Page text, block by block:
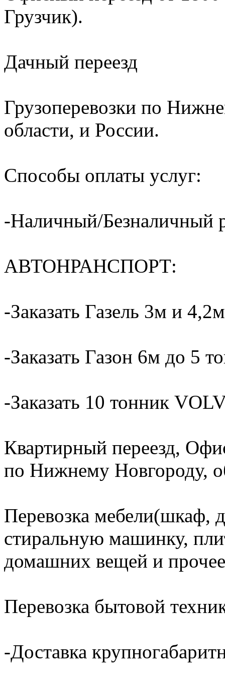
Грузчик).
Дачный переезд
Грузоперевозки по
области, и России.
Способы оплаты услуг:
-Наличный/Безналичный
АВТОНРАНСПОРТ:
-Заказать Газель 3м и
-Заказать Газон 6м до 5
-Заказать 10 тонник
Квартирный переезд,
по Нижнему Новгороду,
Перевозка мебели(шкаф,
стиральную машинку,
домашних вещей и
Перевозка бытовой
-Доставка